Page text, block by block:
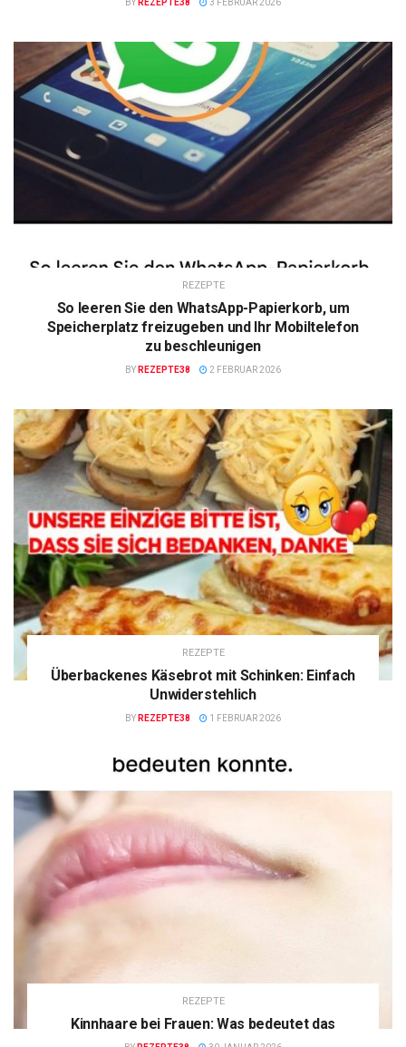
BY REZEPTE38 3 FEBRUAR 2026
REZEPTE
So leeren Sie den WhatsApp-Papierkorb, um
Speicherplatz freizugeben und Ihr Mobiltelefon
zu beschleunigen
BY REZEPTE38 2 FEBRUAR 2026
REZEPTE
Überbackenes Käsebrot mit Schinken: Einfach
Unwiderstehlich
BY REZEPTE38 1 FEBRUAR 2026
REZEPTE
Kinnhaare bei Frauen: Was bedeutet das